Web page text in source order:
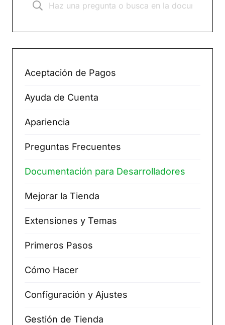
Aceptación de Pagos
Ayuda de Cuenta
Apariencia
Preguntas Frecuentes
Documentación para Desarrolladores
Mejorar la Tienda
Extensiones y Temas
Primeros Pasos
Cómo Hacer
Configuración y Ajustes
Gestión de Tienda